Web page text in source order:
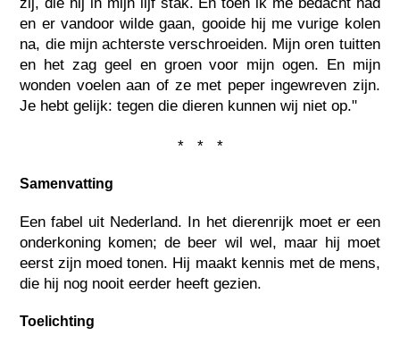
en er vandoor wilde gaan, gooide hij me vurige kolen
na, die mijn achterste verschroeiden. Mijn oren tuitten
en het zag geel en groen voor mijn ogen. En mijn
wonden voelen aan of ze met peper ingewreven zijn.
Je hebt gelijk: tegen die dieren kunnen wij niet op."
* * *
Samenvatting
Een fabel uit Nederland. In het dierenrijk moet er een
onderkoning komen; de beer wil wel, maar hij moet
eerst zijn moed tonen. Hij maakt kennis met de mens,
die hij nog nooit eerder heeft gezien.
Toelichting